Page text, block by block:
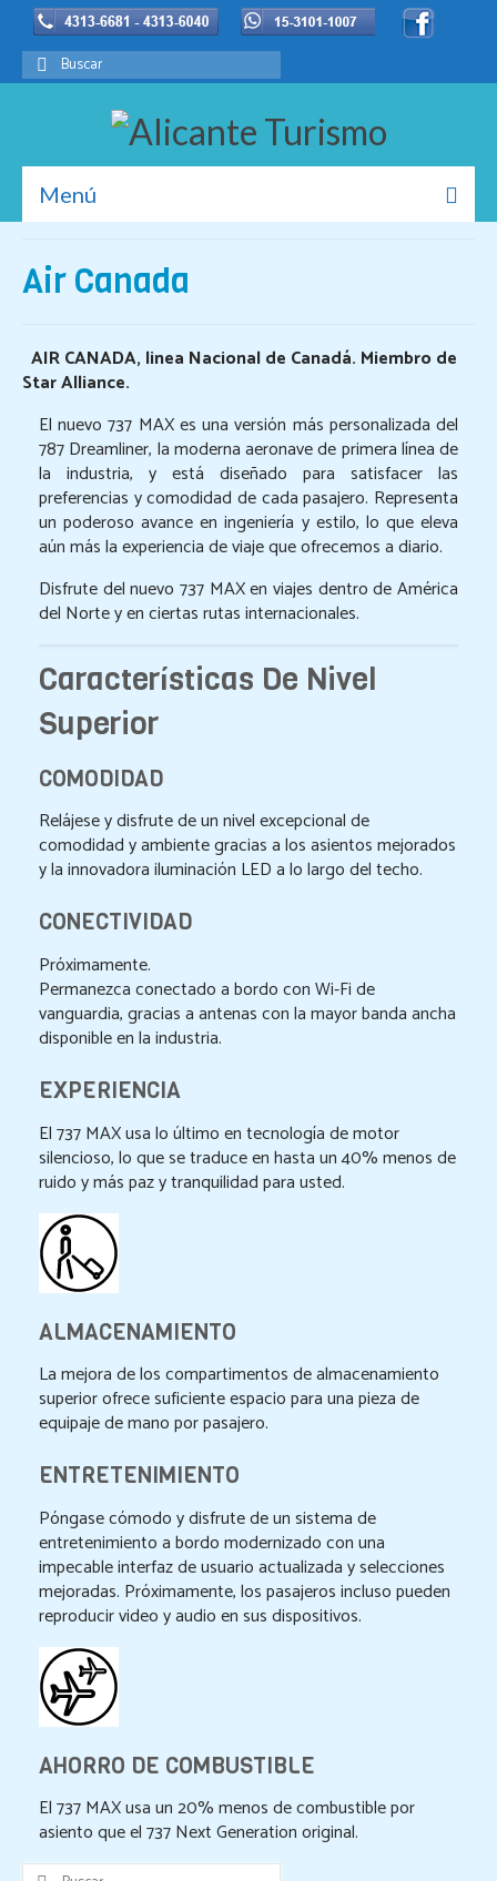
Buscar
por:
Menú
La Empresa
Promociones
Resort de Playa
Destinos
Viajes Exclusivos
Aereos
Reserva On Line
Informacion Turistica
Air Canada
AIR CANADA, linea Nacional de Canadá. Miembro de
Star Alliance.
El nuevo 737 MAX es una versión más personalizada del
787 Dreamliner, la moderna aeronave de primera línea de
la industria, y está diseñado para satisfacer las
preferencias y comodidad de cada pasajero. Representa
un poderoso avance en ingeniería y estilo, lo que eleva
aún más la experiencia de viaje que ofrecemos a diario.
Disfrute del nuevo 737 MAX en viajes dentro de América
del Norte y en ciertas rutas internacionales.
Características De Nivel
Superior
COMODIDAD
Relájese y disfrute de un nivel excepcional de
comodidad y ambiente gracias a los asientos mejorados
y la innovadora iluminación LED a lo largo del techo.
CONECTIVIDAD
Próximamente.
Permanezca conectado a bordo con Wi-Fi de
vanguardia, gracias a antenas con la mayor banda ancha
disponible en la industria.
EXPERIENCIA
El 737 MAX usa lo último en tecnología de motor
silencioso, lo que se traduce en hasta un 40% menos de
ruido y más paz y tranquilidad para usted.
ALMACENAMIENTO
La mejora de los compartimentos de almacenamiento
superior ofrece suficiente espacio para una pieza de
equipaje de mano por pasajero.
ENTRETENIMIENTO
Póngase cómodo y disfrute de un sistema de
entretenimiento a bordo modernizado con una
impecable interfaz de usuario actualizada y selecciones
mejoradas. Próximamente, los pasajeros incluso pueden
reproducir video y audio en sus dispositivos.
AHORRO DE COMBUSTIBLE
El 737 MAX usa un 20% menos de combustible por
asiento que el 737 Next Generation original.
Buscar